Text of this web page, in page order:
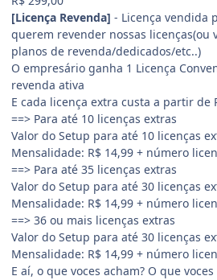
[Licença Revenda] - Licença vendida
querem revender nossas licenças(ou
planos de revenda/dedicados/etc..)
O empresário ganha 1 Licença
revenda ativa
E cada licença extra custa a partir de
==> Para até 10 licenças extras
Valor do Setup para até 10 licenças
Mensalidade: R$ 14,99 + número
==> Para até 35 licenças extras
Valor do Setup para até 30 licenças
Mensalidade: R$ 14,99 + número
==> 36 ou mais licenças extras
Valor do Setup para até 30 licenças
Mensalidade: R$ 14,99 + número
E aí, o que voces acham? O que